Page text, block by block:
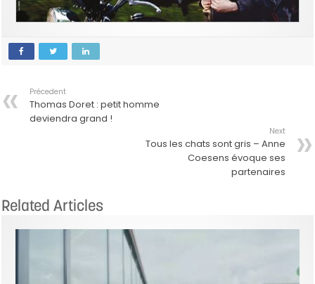
Précedent
Thomas Doret : petit homme
deviendra grand !
Next
Tous les chats sont gris – Anne
Coesens évoque ses
partenaires
Related Articles